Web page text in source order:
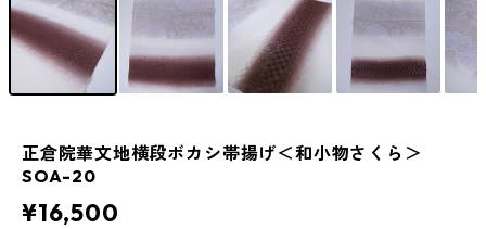
正倉院華文地横段ボカシ帯揚げ＜和小物さくら＞
SOA-20
¥16,500